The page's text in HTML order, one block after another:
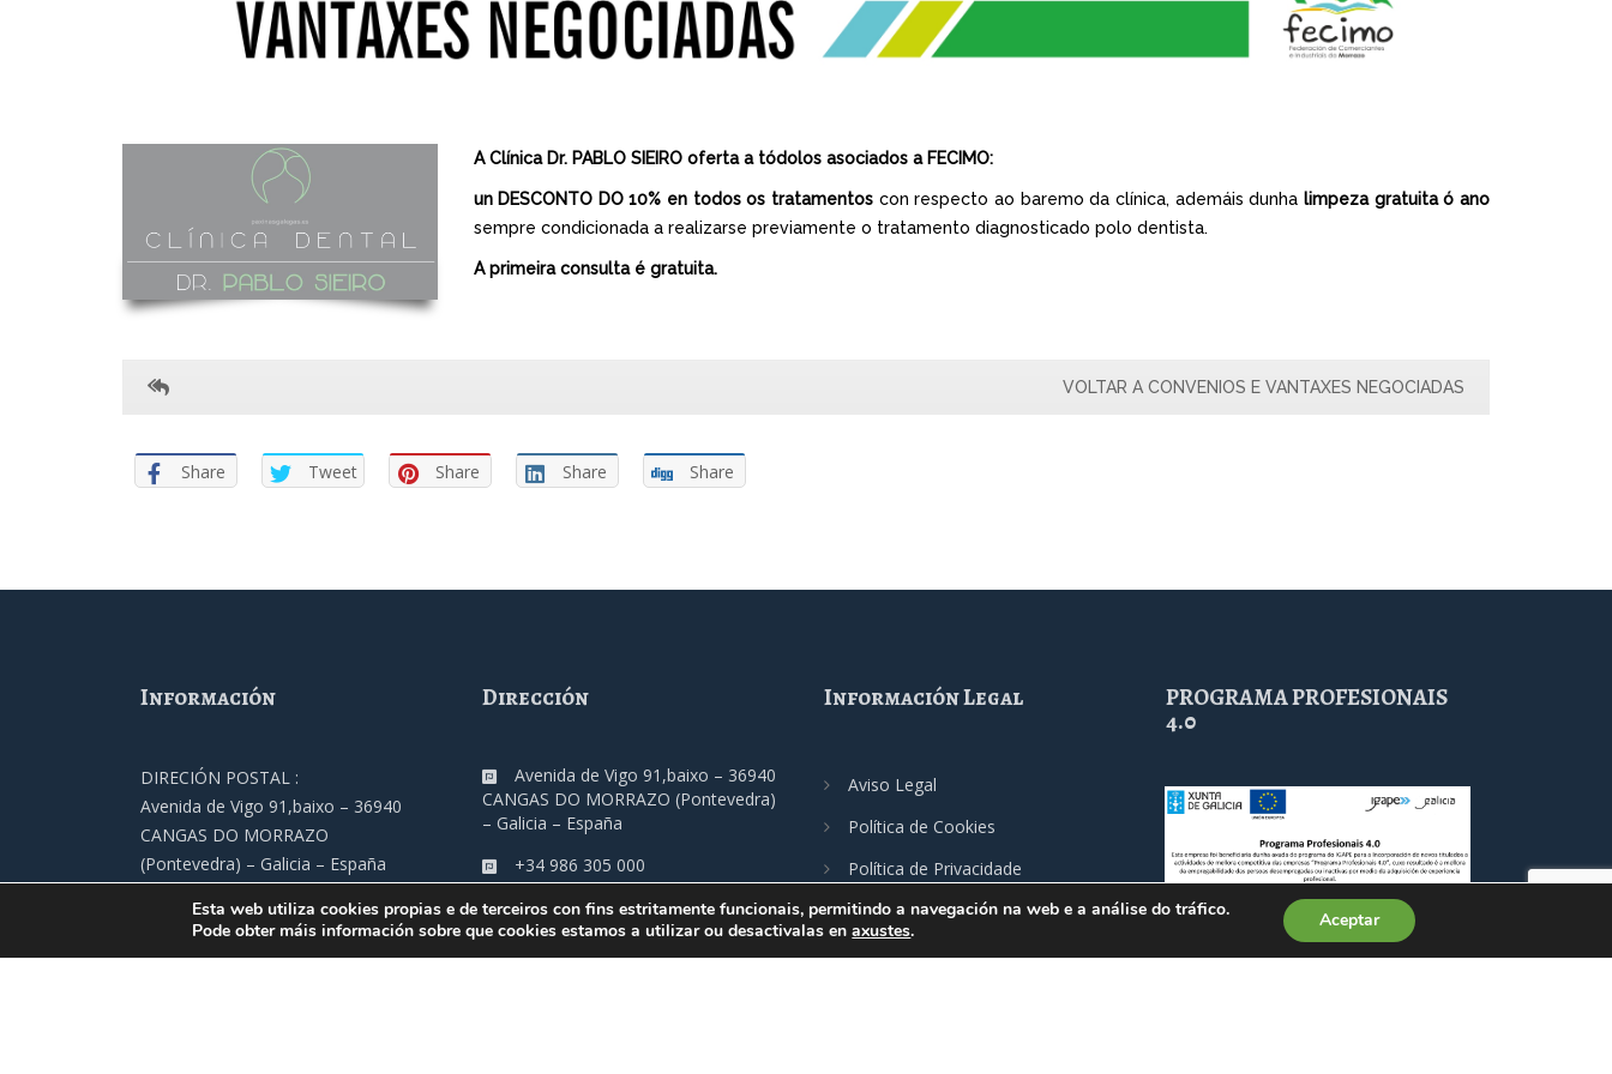
A Clínica Dr. PABLO SIEIRO oferta a tódolos asociados a FECIMO:
un DESCONTO DO 10% en todos os tratamentos con respecto ao baremo da clínica, ademáis dunha limpeza gratuita ó ano
sempre condicionada a realizarse previamente o tratamento diagnosticado polo dentista.
A primeira consulta é gratuita.
VOLTAR A CONVENIOS E VANTAXES NEGOCIADAS
Share Tweet Share Share Share
Información
DIRECIÓN POSTAL :
Avenida de Vigo 91,baixo – 36940
CANGAS DO MORRAZO
(Pontevedra) – Galicia – España
+34 986 305 000
Dirección
Avenida de Vigo 91,baixo – 36940
CANGAS DO MORRAZO (Pontevedra)
– Galicia – España
+34 986 305 000
fecimo@fecimo.es
Información Legal
Aviso Legal
Política de Cookies
Política de Privacidade
PROGRAMA PROFESIONAIS
4.0
Esta web utiliza cookies propias e de terceiros con fins estritamente funcionais, permitindo a navegación na web e a análise do tráfico.
Pode obter máis información sobre que cookies estamos a utilizar ou desactivalas enaxustes. Aceptar